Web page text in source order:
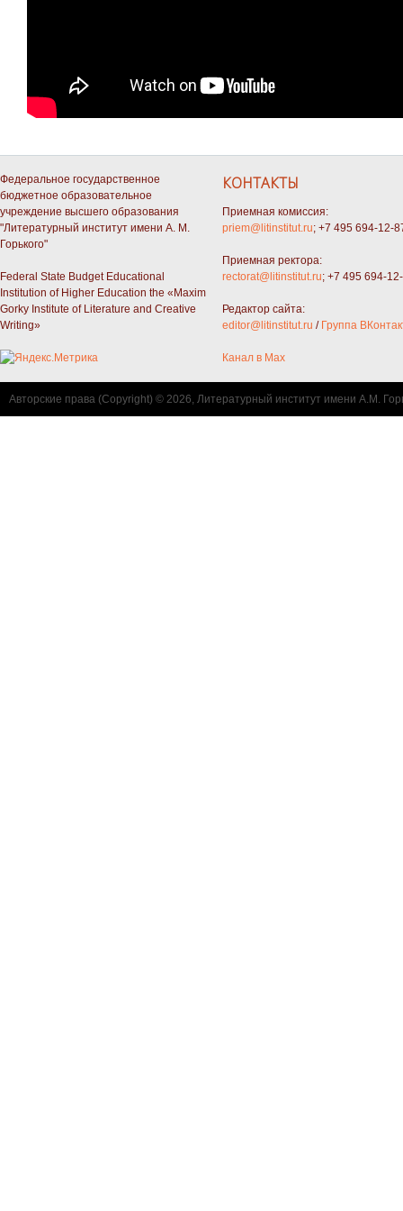
Федеральное государственное
бюджетное образовательное
учреждение высшего образования
"Литературный институт имени А. М.
Горького"
Federal State Budget Educational
Institution of Higher Education the «Maxim
Gorky Institute of Literature and Creative
Writing»
КОНТАКТЫ
Приемная комиссия:
priem@litinstitut.ru; +7 495 694-12-
Приемная ректора:
rectorat@litinstitut.ru; +7 495 694-
Редактор сайта:
editor@litinstitut.ru / Группа
Канал в Max
Авторские права (Copyright) © 2026, Литературный институт имени А.М.